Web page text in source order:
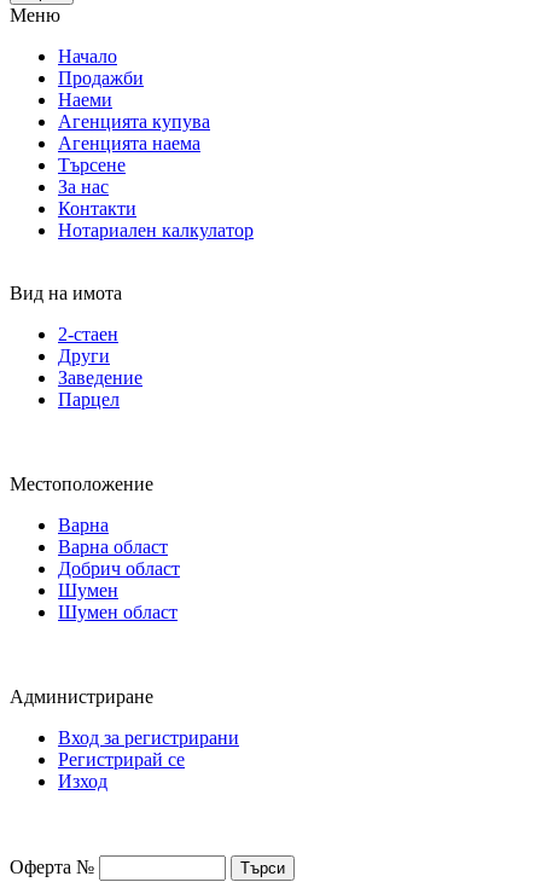
Меню
Начало
Продажби
Наеми
Агенцията купува
Агенцията наема
Търсене
За нас
Контакти
Нотариален калкулатор
Вид на имота
2-стаен
Други
Заведение
Парцел
Местоположение
Варна
Варна област
Добрич област
Шумен
Шумен област
Администриране
Вход за регистрирани
Регистрирай се
Изход
Оферта №